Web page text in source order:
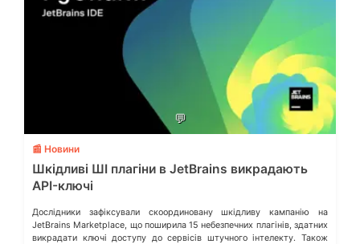
💬
📰 Новини
Шкідливі ШІ плагіни в JetBrains викрадають
API-ключі
Дослідники зафіксували скоординовану шкідливу кампанію на
JetBrains Marketplace, що поширила 15 небезпечних плагінів, здатних
викрадати ключі доступу до сервісів штучного інтелекту. Також